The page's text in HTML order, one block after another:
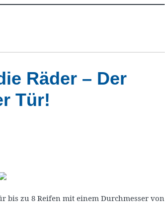
Räder – Der
Tür!
bis zu 8 Reifen mit einem Durchmesser von